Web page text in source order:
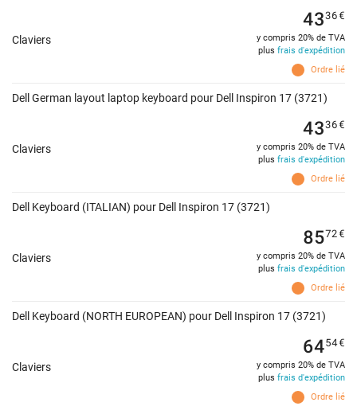
Claviers
Ordre lié
4336€
y compris 20% de TVA
plus frais d'expédition
Dell German layout laptop keyboard pour Dell Inspiron 17 (3721)
Claviers
Ordre lié
4336€
y compris 20% de TVA
plus frais d'expédition
Dell Keyboard (ITALIAN) pour Dell Inspiron 17 (3721)
Claviers
Ordre lié
8572€
y compris 20% de TVA
plus frais d'expédition
Dell Keyboard (NORTH EUROPEAN) pour Dell Inspiron 17 (3721)
Claviers
Ordre lié
6454€
y compris 20% de TVA
plus frais d'expédition